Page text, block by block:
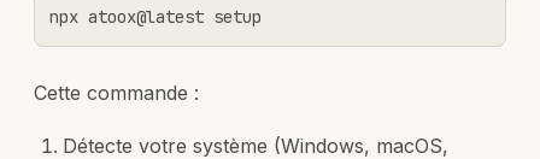
npx atoox@latest setup
Cette commande :
Détecte votre système (Windows, macOS,